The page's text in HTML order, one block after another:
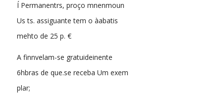
Í Permanentrs, proço mnenmoun
Us ts. assiguante tem o àabatis
mehto de 25 p. €
A finnvelam-se gratuideinente
6hbras de que.se receba Um exem
plar;